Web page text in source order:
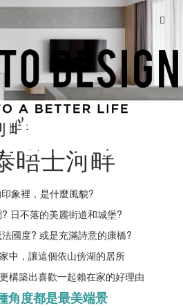
畔
晤士河畔
象裡，是什麼風貌?
日不落的美麗街道和城堡?
國度? 或是充滿詩意的康橋?
中，讓這個依山傍湖的居所
構築出喜歡一起賴在家的好理由
角度都是最美端景